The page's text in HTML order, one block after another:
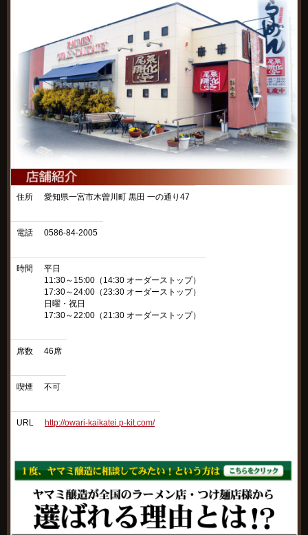
住所 愛知県一宮市木曽川町 黒田 一の通り47
電話 0586-84-2005
時間
平日
11:30～15:00（14:30 オーダーストップ）
17:30～24:00（23:30 オーダーストップ）
日曜・祝日
17:30～22:00（21:30 オーダーストップ）
席数 46席
喫煙 不可
URL http://owari-kaikatei.p-kit.com/